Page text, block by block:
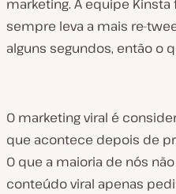
marketing. A equipe
sempre leva a mais re-
alguns segundos, então o
O marketing viral é
que acontece depois de
O que a maioria de nós
conteúdo viral apenas